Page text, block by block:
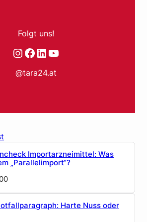
Folgt uns!
Instagram
Facebook
LinkedIn
YouTube
@tara24.at
Importarzneimittel: Was
„Parallelimport“?
Harte Nuss oder